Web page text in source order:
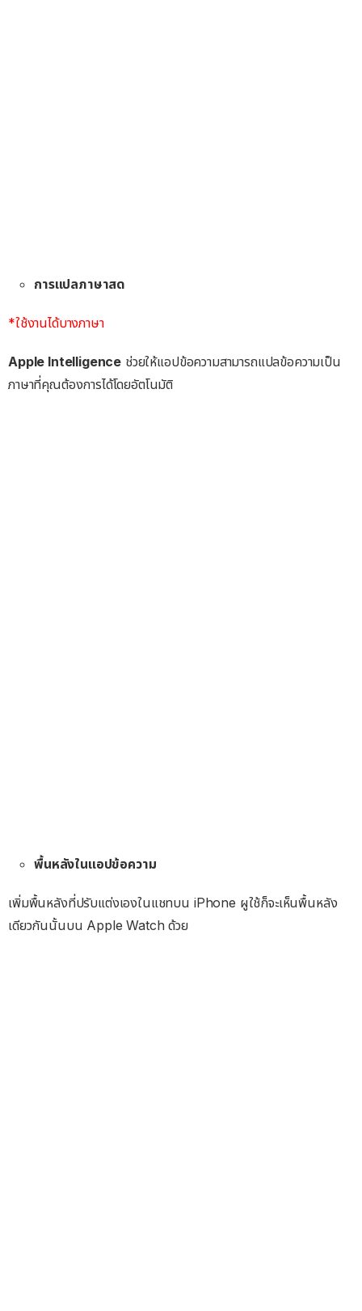
การแปลภาษาสด
*ใช้งานได้บางภาษา
Apple Intelligence ช่วยให้แอปข้อความสามารถแปลข้อความเป็น
ภาษาที่คุณต้องการได้โดยอัตโนมัติ
พื้นหลังในแอปข้อความ
เพิ่มพื้นหลังที่ปรับแต่งเองในแชทบน iPhone ผูใช้ก็จะเห็นพื้นหลัง
เดียวกันนั้นบน Apple Watch ด้วย